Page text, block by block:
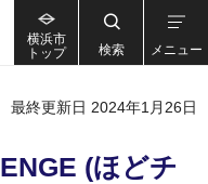
横浜市
トップ
検索 メニュー
最終更新日 2024年1月26日
(ほどチ